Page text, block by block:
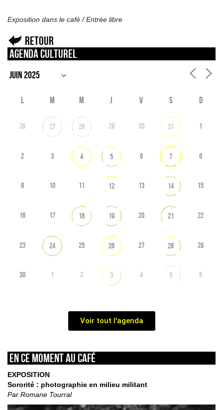
Exposition dans le café / Entrée libre
Retour
Agenda culturel
L M M J V S D
26 27 28 29 30 31 1
2 3 4 5 6 7 8
9 10 11 12 13 14 15
16 17 18 19 20 21 22
23 24 25 26 27 28 29
30 1 2 3 4 5 6
Voir tout l'agenda
En ce moment au café
EXPOSITION
Sororité : photographie en milieu militant
Par Romane Tourral